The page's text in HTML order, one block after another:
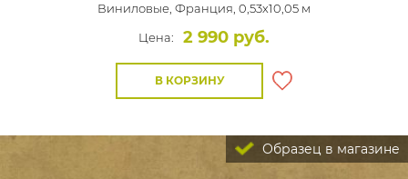
Виниловые, Франция, 0,53x10,05 м
Цена:
2 990 руб.
В КОРЗИНУ
Образец в магазине